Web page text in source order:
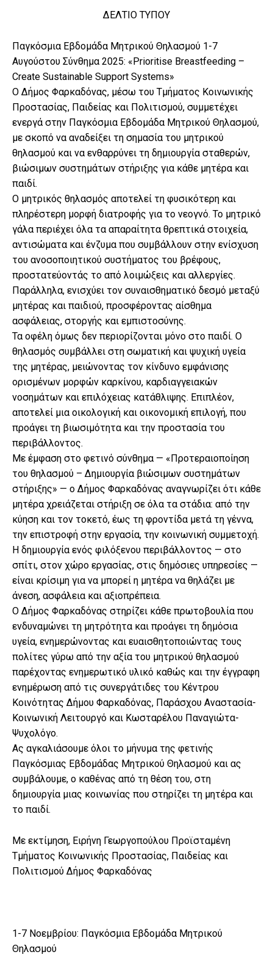
ΔΕΛΤΙΟ ΤΥΠΟΥ
Παγκόσμια Εβδομάδα Μητρικού Θηλασμού 1-7
Αυγούστου Σύνθημα 2025: «Prioritise Breastfeeding –
Create Sustainable Support Systems»
Ο Δήμος Φαρκαδόνας, μέσω του Τμήματος Κοινωνικής
Προστασίας, Παιδείας και Πολιτισμού, συμμετέχει
ενεργά στην Παγκόσμια Εβδομάδα Μητρικού Θηλασμού,
με σκοπό να αναδείξει τη σημασία του μητρικού
θηλασμού και να ενθαρρύνει τη δημιουργία σταθερών,
βιώσιμων συστημάτων στήριξης για κάθε μητέρα και
παιδί.
Ο μητρικός θηλασμός αποτελεί τη φυσικότερη και
πληρέστερη μορφή διατροφής για το νεογνό. Το μητρικό
γάλα περιέχει όλα τα απαραίτητα θρεπτικά στοιχεία,
αντισώματα και ένζυμα που συμβάλλουν στην ενίσχυση
του ανοσοποιητικού συστήματος του βρέφους,
προστατεύοντάς το από λοιμώξεις και αλλεργίες.
Παράλληλα, ενισχύει τον συναισθηματικό δεσμό μεταξύ
μητέρας και παιδιού, προσφέροντας αίσθημα
ασφάλειας, στοργής και εμπιστοσύνης.
Τα οφέλη όμως δεν περιορίζονται μόνο στο παιδί. Ο
θηλασμός συμβάλλει στη σωματική και ψυχική υγεία
της μητέρας, μειώνοντας τον κίνδυνο εμφάνισης
ορισμένων μορφών καρκίνου, καρδιαγγειακών
νοσημάτων και επιλόχειας κατάθλιψης. Επιπλέον,
αποτελεί μια οικολογική και οικονομική επιλογή, που
προάγει τη βιωσιμότητα και την προστασία του
περιβάλλοντος.
Με έμφαση στο φετινό σύνθημα — «Προτεραιοποίηση
του θηλασμού – Δημιουργία βιώσιμων συστημάτων
στήριξης» — ο Δήμος Φαρκαδόνας αναγνωρίζει ότι κάθε
μητέρα χρειάζεται στήριξη σε όλα τα στάδια: από την
κύηση και τον τοκετό, έως τη φροντίδα μετά τη γέννα,
την επιστροφή στην εργασία, την κοινωνική συμμετοχή.
Η δημιουργία ενός φιλόξενου περιβάλλοντος — στο
σπίτι, στον χώρο εργασίας, στις δημόσιες υπηρεσίες —
είναι κρίσιμη για να μπορεί η μητέρα να θηλάζει με
άνεση, ασφάλεια και αξιοπρέπεια.
Ο Δήμος Φαρκαδόνας στηρίζει κάθε πρωτοβουλία που
ενδυναμώνει τη μητρότητα και προάγει τη δημόσια
υγεία, ενημερώνοντας και ευαισθητοποιώντας τους
πολίτες γύρω από την αξία του μητρικού θηλασμού
παρέχοντας ενημερωτικό υλικό καθώς και την έγγραφη
ενημέρωση από τις συνεργάτιδες του Κέντρου
Κοινότητας Δήμου Φαρκαδόνας, Παράσχου Αναστασία-
Κοινωνική Λειτουργό και Κωσταρέλου Παναγιώτα-
Ψυχολόγο.
Ας αγκαλιάσουμε όλοι το μήνυμα της φετινής
Παγκόσμιας Εβδομάδας Μητρικού Θηλασμού και ας
συμβάλουμε, ο καθένας από τη θέση του, στη
δημιουργία μιας κοινωνίας που στηρίζει τη μητέρα και
το παιδί.
Με εκτίμηση, Ειρήνη Γεωργοπούλου Προϊσταμένη
Τμήματος Κοινωνικής Προστασίας, Παιδείας και
Πολιτισμού Δήμος Φαρκαδόνας
1-7 Νοεμβρίου: Παγκόσμια Εβδομάδα Μητρικού
Θηλασμού